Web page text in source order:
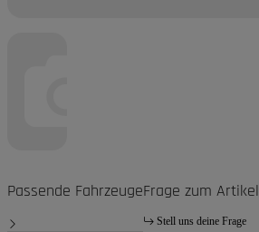
Passende FahrzeugeFrage zum Artikel
Stell uns deine Frage